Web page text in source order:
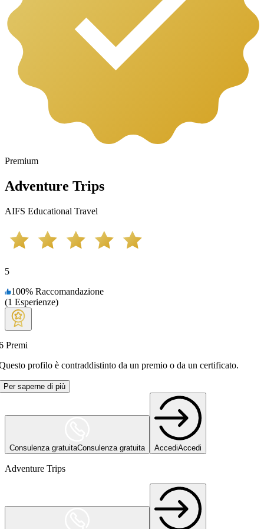
Premium
Adventure Trips
AIFS Educational Travel
5
100% Raccomandazione
(1 Esperienze)
Premi
profilo è contraddistinto da un premio o da un certificato.
Per saperne di più
Consulenza gratuitaConsulenza gratuita AccediAccedi
Adventure Trips